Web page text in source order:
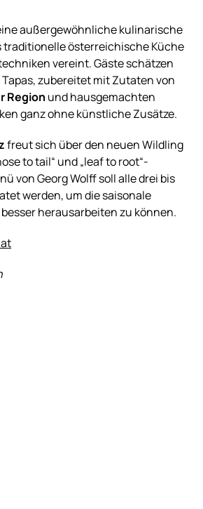
außergewöhnliche kulinarische
traditionelle österreichische Küche
vereint. Gäste schätzen
zubereitet mit Zutaten von
Region und hausgemachten
ganz ohne künstliche Zusätze.
freut sich über den neuen Wildling
to tail“ und „leaf to root“-
von Georg Wolff soll alle drei bis
werden, um die saisonale
herausarbeiten zu können.